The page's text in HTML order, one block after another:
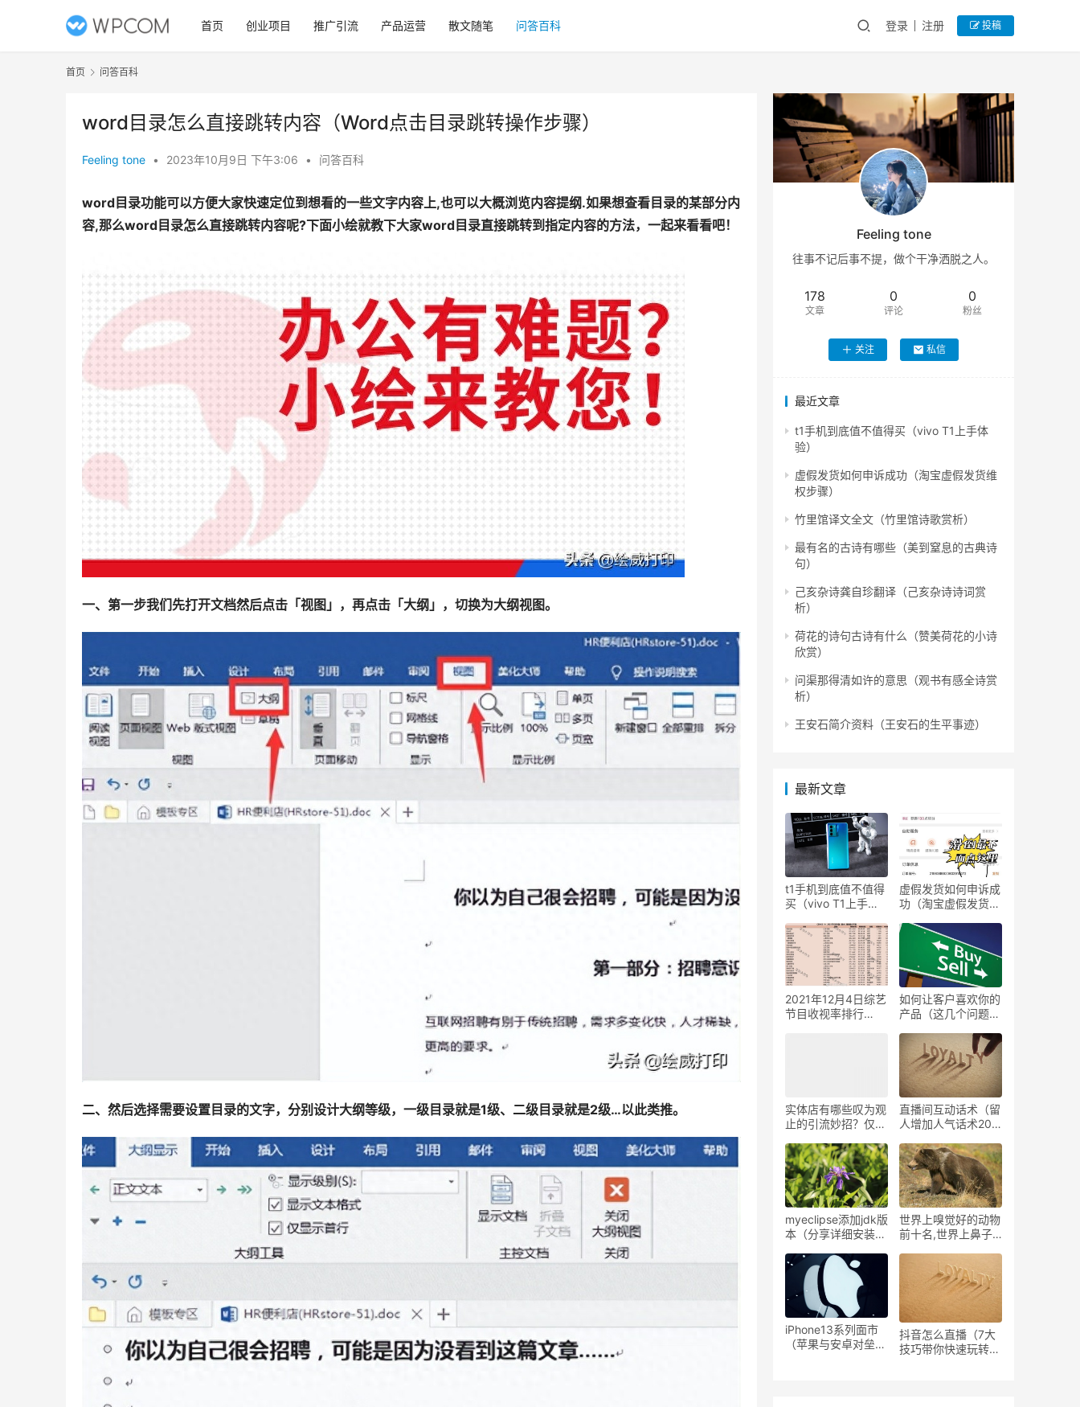
首页 创业项目 推广引流 产品运营 散文随笔 问答百科 登录 注册 投稿
首页 问答百科
word目录怎么直接跳转内容（Word点击目录跳转操作步骤）
Feeling tone • 2023年10月9日 下午3:06 • 问答百科
word目录功能可以方便大家快速定位到想看的一些文字内容上,也可以大概浏览内容提纲.如果想查看目录的某部分内
容,那么word目录怎么直接跳转内容呢?下面小绘就教下大家word目录直接跳转到指定内容的方法，一起来看看吧！
一、第一步我们先打开文档然后点击「视图」，再点击「大纲」，切换为大纲视图。
二、然后选择需要设置目录的文字，分别设计大纲等级，一级目录就是1级、二级目录就是2级…以此类推。
Feeling tone
往事不记后事不提，做个干净洒脱之人。
178
文章
0
评论
0
粉丝
关注 私信
最近文章
t1手机到底值不值得买（vivo T1上手体
验）
虚假发货如何申诉成功（淘宝虚假发货维
权步骤）
竹里馆译文全文（竹里馆诗歌赏析）
最有名的古诗有哪些（美到窒息的古典诗
句）
己亥杂诗龚自珍翻译（己亥杂诗诗词赏
析）
荷花的诗句古诗有什么（赞美荷花的小诗
欣赏）
问渠那得清如许的意思（观书有感全诗赏
析）
王安石简介资料（王安石的生平事迹）
最新文章
t1手机到底值不值得
买（vivo T1上手体
虚假发货如何申诉成
功（淘宝虚假发货维
2021年12月4日综艺
节目收视率排行
如何让客户喜欢你的
产品（这几个问题值
实体店有哪些叹为观
止的引流妙招？仅用
1000人
直播间互动话术（留
人增加人气话术20
myeclipse添加jdk版
本（分享详细安装步
世界上嗅觉好的动物
前十名,世界上鼻子
iPhone13系列面市
（苹果与安卓对垒高
抖音怎么直播（7大
技巧带你快速玩转抖